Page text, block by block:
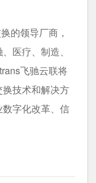
的领导厂商，
医疗、制造、
飞驰云联将
技术和解决方
字化改革、信